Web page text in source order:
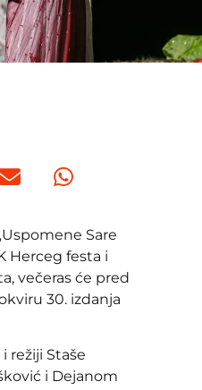
Sare
Herceg festa i
večeras će pred
30. izdanja
režiji Staše
i Dejanom